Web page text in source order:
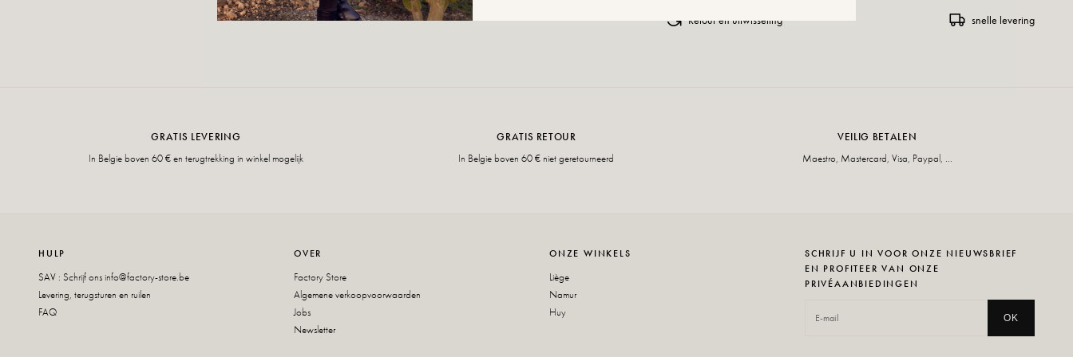
Retour en uitwisseling snelle levering
GRATIS LEVERING
In Belgie boven 60 € en terugtrekking in winkel mogelijk
GRATIS RETOUR
In Belgie boven 60 € niet geretourneerd
VEILIG BETALEN
Maestro, Mastercard, Visa, Paypal, ...
HULP
SAV : Schrijf onsinfo@factory-store.be
Levering, terugsturen en ruilen
FAQ
OVER
Factory Store
Algemene verkoopvoorwaarden
Jobs
Newsletter
ONZE WINKELS
Liège
Namur
Huy
SCHRIJF U IN VOOR ONZE NIEUWSBRIEF
EN PROFITEER VAN ONZE
PRIVÉAANBIEDINGEN
OK